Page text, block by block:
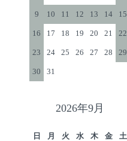
9 10 11 12 13 14 15
16 17 18 19 20 21 22
23 24 25 26 27 28 29
30 31
2026年9月
日 月 火 水 木 金 土